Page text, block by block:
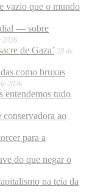
vazio que o mundo
— sobre
2026
de Gaza’ 28 de
como bruxas
2026
entendemos tudo
conservadora ao
para a
do que negar o
na teia da